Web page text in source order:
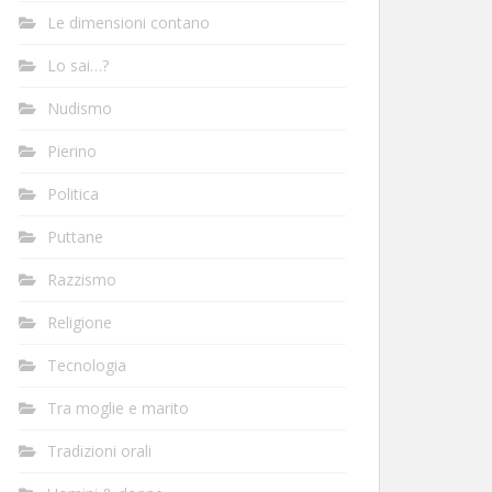
Le dimensioni contano
Lo sai…?
Nudismo
Pierino
Politica
Puttane
Razzismo
Religione
Tecnologia
Tra moglie e marito
Tradizioni orali